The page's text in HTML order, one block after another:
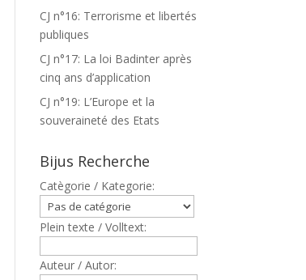
CJ n°16: Terrorisme et libertés
publiques
CJ n°17: La loi Badinter après
cinq ans d’application
CJ n°19: L’Europe et la
souveraineté des Etats
Bijus Recherche
Catègorie / Kategorie:
Plein texte / Volltext:
Auteur / Autor: